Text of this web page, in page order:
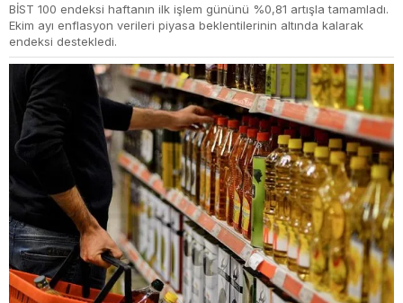
BİST 100 endeksi haftanın ilk işlem gününü %0,81 artışla tamamladı.
Ekim ayı enflasyon verileri piyasa beklentilerinin altında kalarak
endeksi destekledi.